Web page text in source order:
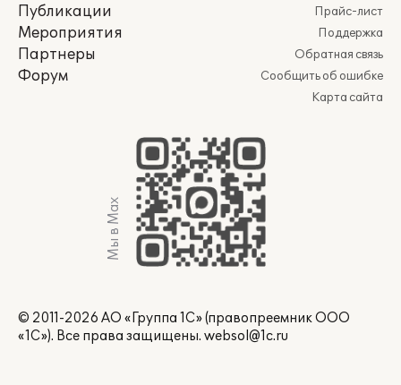
Публикации
Мероприятия
Партнеры
Форум
Прайс-лист
Поддержка
Обратная связь
Сообщить об ошибке
Карта сайта
Мы в Max
© 2011-2026 АО «Группа 1С» (правопреемник ООО
«1С»). Все права защищены. websol@1c.ru